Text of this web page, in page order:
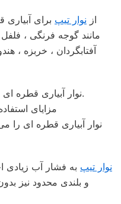
از نوار تیپ برای
مانند گوجه فرنگی ،
آفتابگردان ، خربزه ،
نوار آبیاری قطره ای در گلخانه ها نیز قابل استفاده است.
مزایای
نوار آبیاری قطره ای را
نوار تیپ به فشار آب زیادی
و بلندی محدود نیز